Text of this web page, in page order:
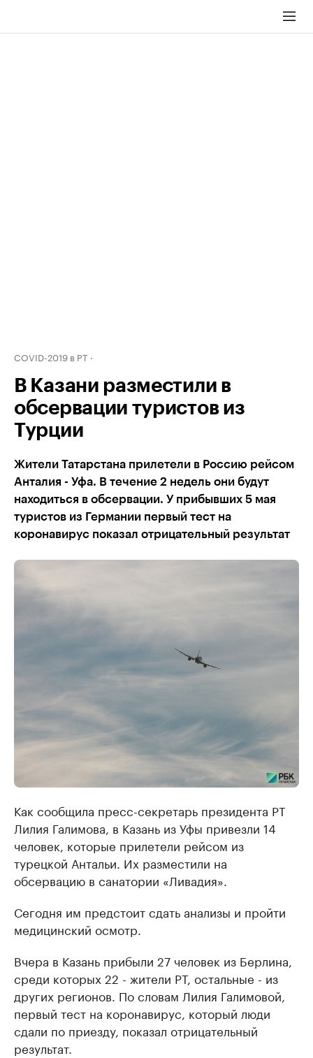
COVID-2019 в РТ
В Казани разместили в
обсервации туристов из
Турции
Жители Татарстана прилетели в Россию рейсом
Анталия - Уфа. В течение 2 недель они будут
находиться в обсервации. У прибывших 5 мая
туристов из Германии первый тест на
коронавирус показал отрицательный результат
Как сообщила пресс-секретарь президента РТ
Лилия Галимова, в Казань из Уфы привезли 14
человек, которые прилетели рейсом из
турецкой Антальи. Их разместили на
обсервацию в санатории «Ливадия».
Сегодня им предстоит сдать анализы и пройти
медицинский осмотр.
Вчера в Казань прибыли 27 человек из Берлина,
среди которых 22 - жители РТ, остальные - из
других регионов. По словам Лилия Галимовой,
первый тест на коронавирус, который люди
сдали по приезду, показал отрицательный
результат.